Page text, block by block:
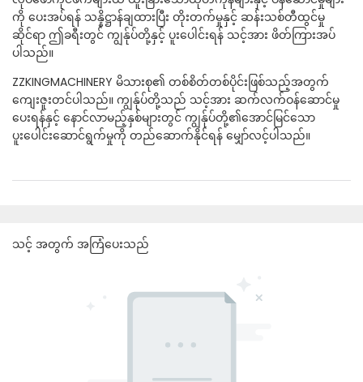
ကို ပေးအပ်ရန် သန္နိဋ္ဌာန်ချထားပြီး တိုးတက်မှုနှင့် ဆန်းသစ်တီထွင်မှု
ဆိုင်ရာ ဤခရီးတွင် ကျွန်ုပ်တို့နှင့် ပူးပေါင်းရန် သင့်အား ဖိတ်ကြားအပ်
ပါသည်။
ZZKINGMACHINERY မိသားစု၏ တစ်စိတ်တစ်ပိုင်းဖြစ်သည့်အတွက်
ကျေးဇူးတင်ပါသည်။ ကျွန်ုပ်တို့သည် သင့်အား ဆက်လက်ဝန်ဆောင်မှု
ပေးရန်နှင့် နောင်လာမည့်နှစ်များတွင် ကျွန်ုပ်တို့၏အောင်မြင်သော
ပူးပေါင်းဆောင်ရွက်မှုကို တည်ဆောက်နိုင်ရန် မျှော်လင့်ပါသည်။
သင့် အတွက် အကြံပေးသည်